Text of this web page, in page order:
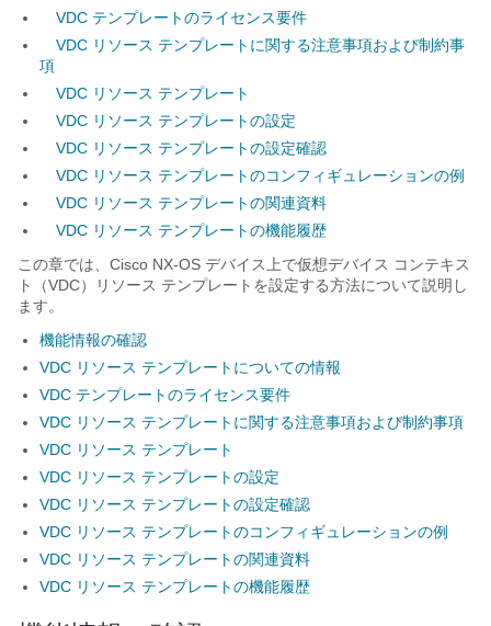
VDC テンプレートのライセンス要件
VDC リソース テンプレートに関する注意事項および制約事
項
VDC リソース テンプレート
VDC リソース テンプレートの設定
VDC リソース テンプレートの設定確認
VDC リソース テンプレートのコンフィギュレーションの例
VDC リソース テンプレートの関連資料
VDC リソース テンプレートの機能履歴
この章では、Cisco NX-OS デバイス上で仮想デバイス コンテキス
ト（VDC）リソース テンプレートを設定する方法について説明し
ます。
機能情報の確認
VDC リソース テンプレートについての情報
VDC テンプレートのライセンス要件
VDC リソース テンプレートに関する注意事項および制約事項
VDC リソース テンプレート
VDC リソース テンプレートの設定
VDC リソース テンプレートの設定確認
VDC リソース テンプレートのコンフィギュレーションの例
VDC リソース テンプレートの関連資料
VDC リソース テンプレートの機能履歴